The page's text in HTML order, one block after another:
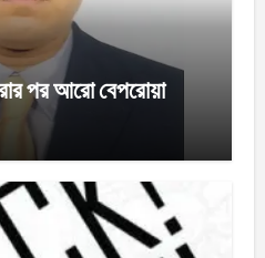
পর আরো বেপরোয়া